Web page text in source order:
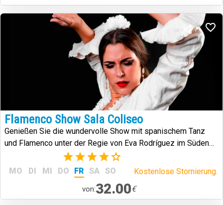
Flamenco Show Sala Coliseo
Genießen Sie die wundervolle Show mit spanischem Tanz
und Flamenco unter der Regie von Eva Rodríguez im Süden
(1)
MO DI MI DO FR SA SO Kostenlose Stornierung.
von:32.00€